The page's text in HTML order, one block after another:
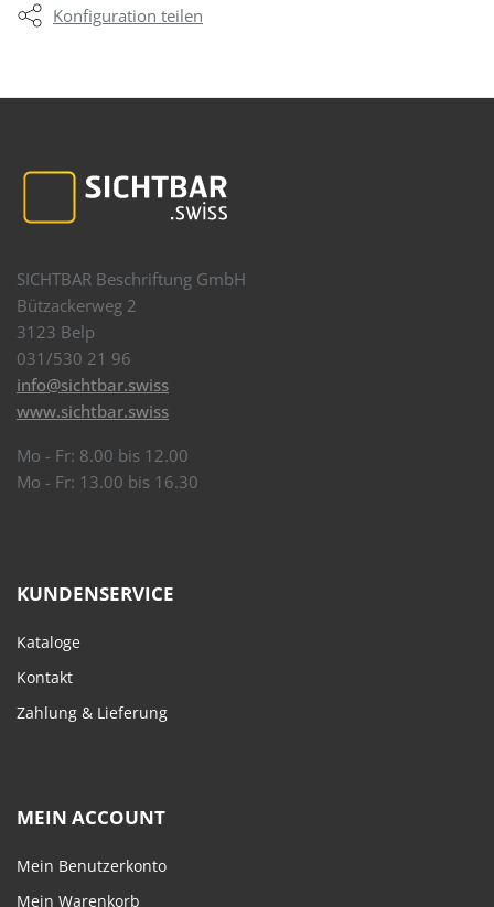
Konfiguration teilen
SICHTBAR Beschriftung GmbH
Bützackerweg 2
3123 Belp
031/530 21 96
info@sichtbar.swiss
www.sichtbar.swiss
Mo - Fr: 8.00 bis 12.00
Mo - Fr: 13.00 bis 16.30
KUNDENSERVICE
Kataloge
Kontakt
Zahlung & Lieferung
MEIN ACCOUNT
Mein Benutzerkonto
Mein Warenkorb